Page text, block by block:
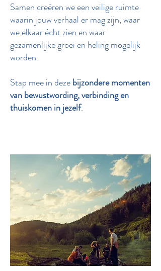
Samen creëren we een veilige ruimte
waarin jouw verhaal er mag zijn, waar
we elkaar écht zien en waar
gezamenlijke groei en heling mogelijk
worden.
Stap mee in dezebijzondere momenten
van bewustwording, verbinding en
thuiskomen in jezelf.